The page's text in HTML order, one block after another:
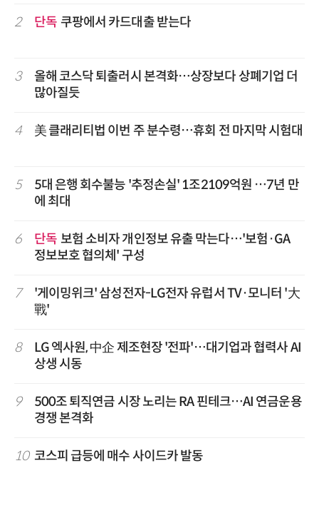
2 단독 쿠팡에서 카드대출 받는다
3
올해 코스닥 퇴출러시 본격화…상장보다 상폐기업 더
많아질듯
4 美 클래리티법 이번 주 분수령…휴회 전 마지막 시험대
5
5대 은행 회수불능 '추정손실' 1조2109억원 …7년 만
에 최대
6 단독 보험 소비자 개인정보 유출 막는다…'보험·GA
정보보호 협의체' 구성
7
'게이밍위크' 삼성전자-LG전자 유럽서 TV·모니터 '大
戰'
8
LG 엑사원, 中企 제조현장 '전파'…대기업과 협력사 AI
상생 시동
9
500조 퇴직연금 시장 노리는 RA 핀테크…AI 연금운용
경쟁 본격화
10 코스피 급등에 매수 사이드카 발동